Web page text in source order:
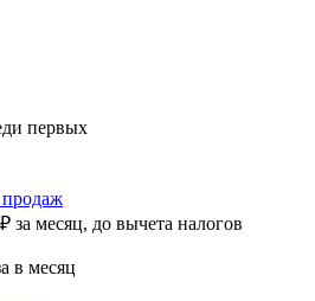
первых
₽ за месяц, до вычета налогов
в месяц